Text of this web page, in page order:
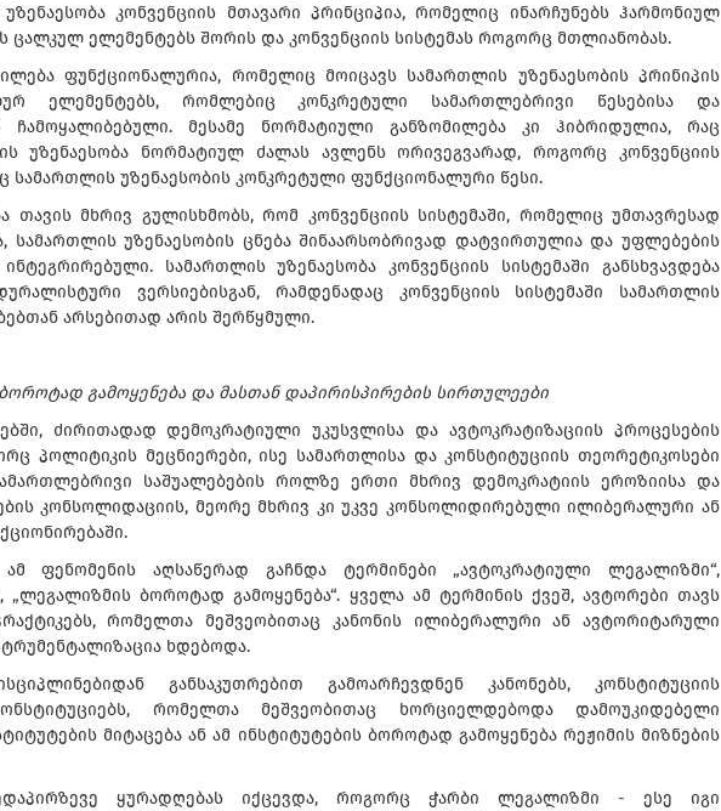
კონვენციის მთავარი პრინციპია, რომელიც ინარჩუნებს ჰარმონიულ
ცალკულ ელემენტებს შორის და კონვენციის სისტემას როგორც მთლიანობას.
ფუნქციონალურია, რომელიც მოიცავს სამართლის უზენაესობის პრინიპის
ელემენტებს, რომლებიც კონკრეტული სამართლებრივი წესებისა და
ჩამოყალიბებული. მესამე ნორმატიული განზომილება კი ჰიბრიდულია, რაც
უზენაესობა ნორმატიულ ძალას ავლენს ორივეგვარად, როგორც კონვენციის
უზენაესობის კონკრეტული ფუნქციონალური წესი.
თავის მხრივ გულისხმობს, რომ კონვენციის სისტემაში, რომელიც უმთავრესად
სამართლის უზენაესობის ცნება შინაარსობრივად დატვირთულია და უფლებების
სამართლის უზენაესობა კონვენციის სისტემაში განსხვავდება
ვერსიებისგან, რამდენადაც კონვენციის სისტემაში სამართლის
არსებითად არის შერწყმული.
გამოყენება და მასთან დაპირისპირების სირთულეები
ძირითადად დემოკრატიული უკუსვლისა და ავტოკრატიზაციის პროცესების
პოლიტიკის მეცნიერები, ისე სამართლისა და კონსტიტუციის თეორეტიკოსები
საშუალებების როლზე ერთი მხრივ დემოკრატიის ეროზიისა და
კონსოლიდაციის, მეორე მხრივ კი უკვე კონსოლიდირებული ილიბერალური ან
ფენომენის აღსაწერად გაჩნდა ტერმინები „ავტოკრატიული ლეგალიზმი“,
ბოროტად გამოყენება“. ყველა ამ ტერმინის ქვეშ, ავტორები თავს
რომელთა მეშვეობითაც კანონის ილიბერალური ან ავტორიტარული
ხდებოდა.
განსაკუთრებით გამოარჩევდნენ კანონებს, კონსტიტუციის
რომელთა მეშვეობითაც ხორციელდებოდა დამოუკიდებელი
მიტაცება ან ამ ინსტიტუტების ბოროტად გამოყენება რეჟიმის მიზნების
ყურადღებას იქცევდა, როგორც ჭარბი ლეგალიზმი - ესე იგი